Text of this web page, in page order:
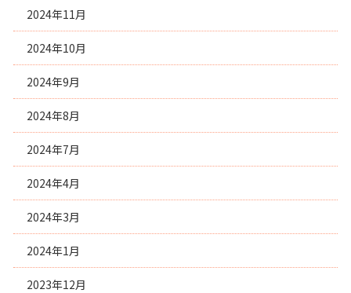
2024年11月
2024年10月
2024年9月
2024年8月
2024年7月
2024年4月
2024年3月
2024年1月
2023年12月